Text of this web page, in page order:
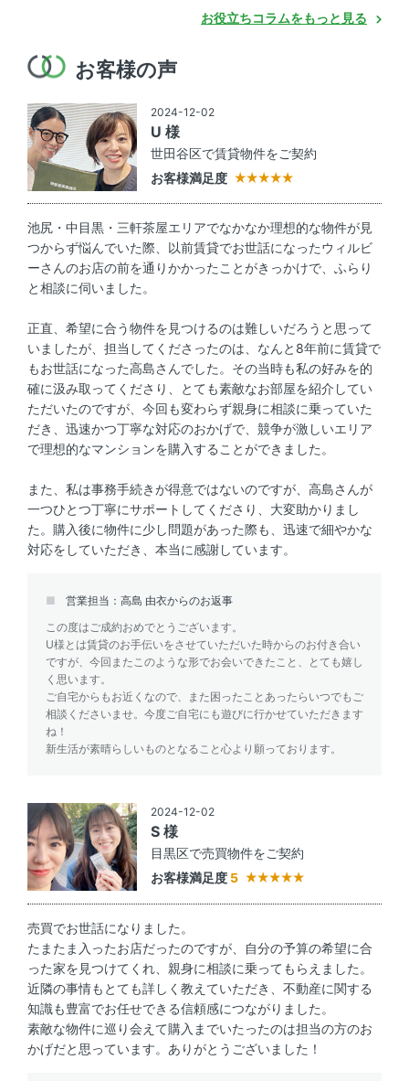
お役立ちコラムをもっと見る
お客様の声
2024-12-02
U 様
世田谷区で賃貸物件をご契約
お客様満足度
池尻・中目黒・三軒茶屋エリアでなかなか理想的な物件が見
つからず悩んでいた際、以前賃貸でお世話になったウィルビ
ーさんのお店の前を通りかかったことがきっかけで、ふらり
と相談に伺いました。
正直、希望に合う物件を見つけるのは難しいだろうと思って
いましたが、担当してくださったのは、なんと8年前に賃貸で
もお世話になった高島さんでした。その当時も私の好みを的
確に汲み取ってくださり、とても素敵なお部屋を紹介してい
ただいたのですが、今回も変わらず親身に相談に乗っていた
だき、迅速かつ丁寧な対応のおかげで、競争が激しいエリア
で理想的なマンションを購入することができました。
また、私は事務手続きが得意ではないのですが、高島さんが
一つひとつ丁寧にサポートしてくださり、大変助かりまし
た。購入後に物件に少し問題があった際も、迅速で細やかな
対応をしていただき、本当に感謝しています。
営業担当：高島 由衣からのお返事
この度はご成約おめでとうございます。
U様とは賃貸のお手伝いをさせていただいた時からのお付き合い
ですが、今回またこのような形でお会いできたこと、とても嬉し
く思います。
ご自宅からもお近くなので、また困ったことあったらいつでもご
相談くださいませ。今度ご自宅にも遊びに行かせていただきます
ね！
新生活が素晴らしいものとなること心より願っております。
2024-12-02
S 様
目黒区で売買物件をご契約
お客様満足度 5
売買でお世話になりました。
たまたま入ったお店だったのですが、自分の予算の希望に合
った家を見つけてくれ、親身に相談に乗ってもらえました。
近隣の事情もとても詳しく教えていただき、不動産に関する
知識も豊富でお任せできる信頼感につながりました。
素敵な物件に巡り会えて購入までいたったのは担当の方のお
かげだと思っています。ありがとうございました！